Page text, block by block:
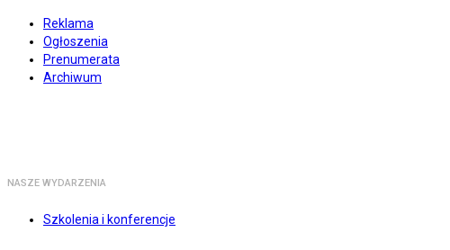
Reklama
Ogłoszenia
Prenumerata
Archiwum
NASZE WYDARZENIA
Szkolenia i konferencje